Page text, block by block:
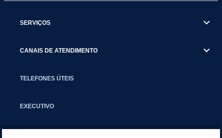
SERVIÇOS
CANAIS DE ATENDIMENTO
TELEFONES ÚTEIS
EXECUTIVO